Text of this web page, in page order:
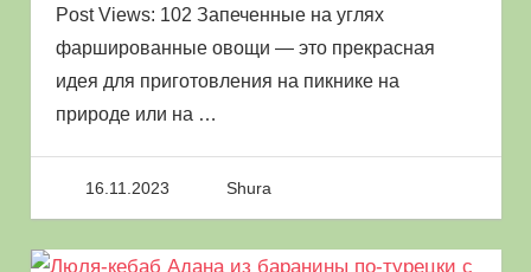
Post Views: 102 Запеченные на углях
фаршированные овощи — это прекрасная
идея для приготовления на пикнике на
природе или на …
16.11.2023 Shura